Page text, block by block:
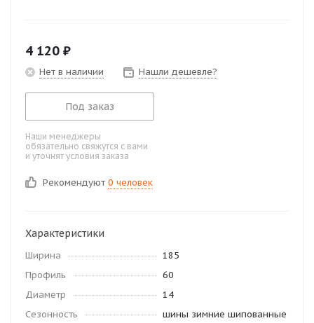
4 120 ₽
Нет в наличии Нашли дешевле?
Под заказ
Наши менеджеры
обязательно свяжутся с вами
и уточнят условия заказа
Рекомендуют 0 человек
Характеристики
Ширина
185
Профиль
60
Диаметр
14
Сезонность
шины зимние шипованные